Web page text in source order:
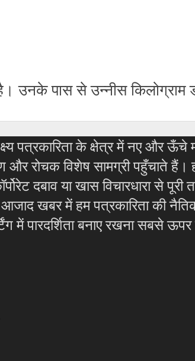
उनके पास से उन्नीस
पत्रकारिता के क्षेत्र में नए और
रोचक विशेष सामग्री पहुँचाते हैं।
दबाव या खास विचारधारा से
खबर में हम पत्रकारिता की
में पारदर्शिता बनाए रखना सबसे